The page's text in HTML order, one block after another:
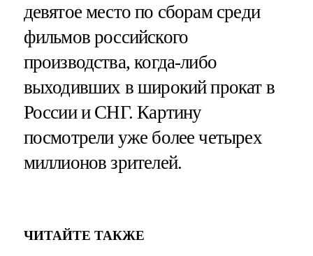
девятое место по сборам среди
фильмов российского
производства, когда-либо
выходивших в широкий прокат в
России и СНГ. Картину
посмотрели уже более четырех
миллионов зрителей.
ЧИТАЙТЕ ТАКЖЕ